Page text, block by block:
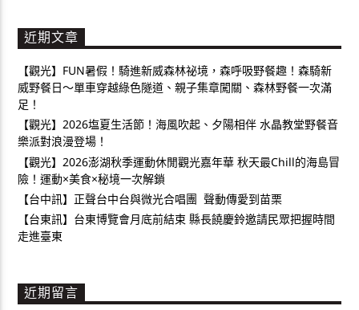
近期文章
【觀光】FUN暑假！騎進新威森林祕境，森呼吸野餐趣！森騎新
威野餐日～單車穿越綠色隧道、親子集章闖關、森林野餐一次滿
足！
【觀光】2026塩夏生活節！海風吹起、夕陽相伴 水晶教堂野餐音
樂派對浪漫登場！
【觀光】2026澎湖秋季運動休閒觀光嘉年華 秋天最Chill的海島冒
險！運動×美食×秘境一次解鎖
【台中訊】正聲台中台與微光合唱團 聲動傳愛到苗栗
【台東訊】台東博覽會月底前結束 縣長饒慶鈴邀請民眾把握時間
走進臺東
近期留言